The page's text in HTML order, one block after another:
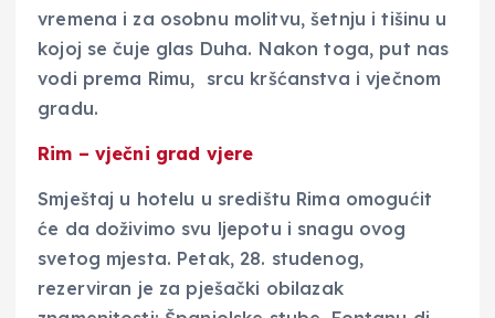
vremena i za osobnu molitvu, šetnju i tišinu u
kojoj se čuje glas Duha. Nakon toga, put nas
vodi prema Rimu, srcu kršćanstva i vječnom
gradu.
Rim – vječni grad vjere
Smještaj u hotelu u središtu Rima omogućit
će da doživimo svu ljepotu i snagu ovog
svetog mjesta. Petak, 28. studenog,
rezerviran je za pješački obilazak